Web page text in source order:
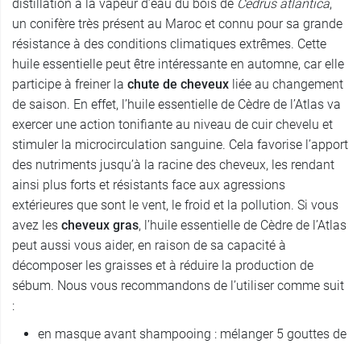
distillation à la vapeur d’eau du bois de Cedrus atlantica,
un conifère très présent au Maroc et connu pour sa grande
résistance à des conditions climatiques extrêmes. Cette
huile essentielle peut être intéressante en automne, car elle
participe à freiner la chute de cheveux liée au changement
de saison. En effet, l’huile essentielle de Cèdre de l’Atlas va
exercer une action tonifiante au niveau de cuir chevelu et
stimuler la microcirculation sanguine. Cela favorise l’apport
des nutriments jusqu’à la racine des cheveux, les rendant
ainsi plus forts et résistants face aux agressions
extérieures que sont le vent, le froid et la pollution. Si vous
avez les cheveux gras, l’huile essentielle de Cèdre de l’Atlas
peut aussi vous aider, en raison de sa capacité à
décomposer les graisses et à réduire la production de
sébum. Nous vous recommandons de l’utiliser comme suit
:
en masque avant shampooing : mélanger 5 gouttes de